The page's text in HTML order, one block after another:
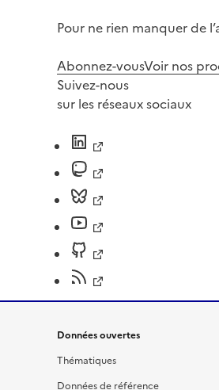
Pour ne rien manquer de
Abonnez-vousVoir nos
Suivez-nous
sur les réseaux sociaux
Données ouvertes
Thématiques
Données de référence